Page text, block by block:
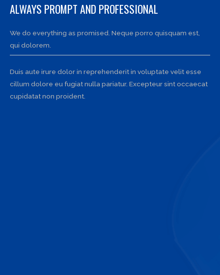
ALWAYS PROMPT AND PROFESSIONAL
We do everything as promised. Neque porro quisquam est,
qui dolorem.
Duis aute irure dolor in reprehenderit in voluptate velit esse
cillum dolore eu fugiat nulla pariatur. Excepteur sint occaecat
cupidatat non proident.